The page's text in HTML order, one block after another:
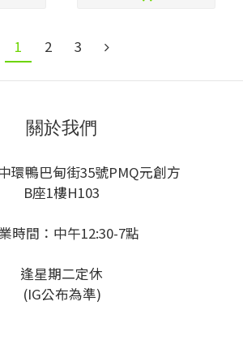
1 2 3
關於我們
環鴨巴甸街35號PMQ元創方
B座1樓H103
時間：中午12:30-7點
逢星期二定休
(IG公布為準)